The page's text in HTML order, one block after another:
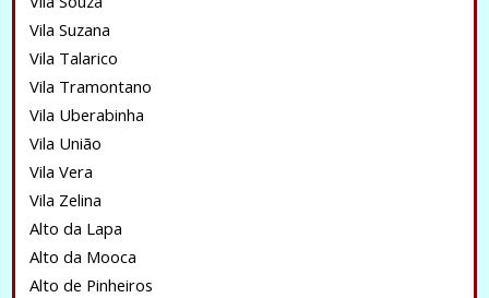
Vila Suzana
Vila Talarico
Vila Tramontano
Vila Uberabinha
Vila União
Vila Vera
Vila Zelina
Alto da Lapa
Alto da Mooca
Alto de Pinheiros